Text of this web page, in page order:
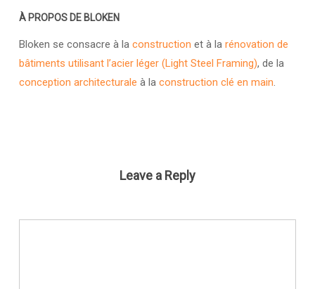
À PROPOS DE BLOKEN
Bloken se consacre à la construction et à la rénovation de
bâtiments utilisant l’acier léger (Light Steel Framing), de la
conception architecturale à la construction clé en main.
Leave a Reply